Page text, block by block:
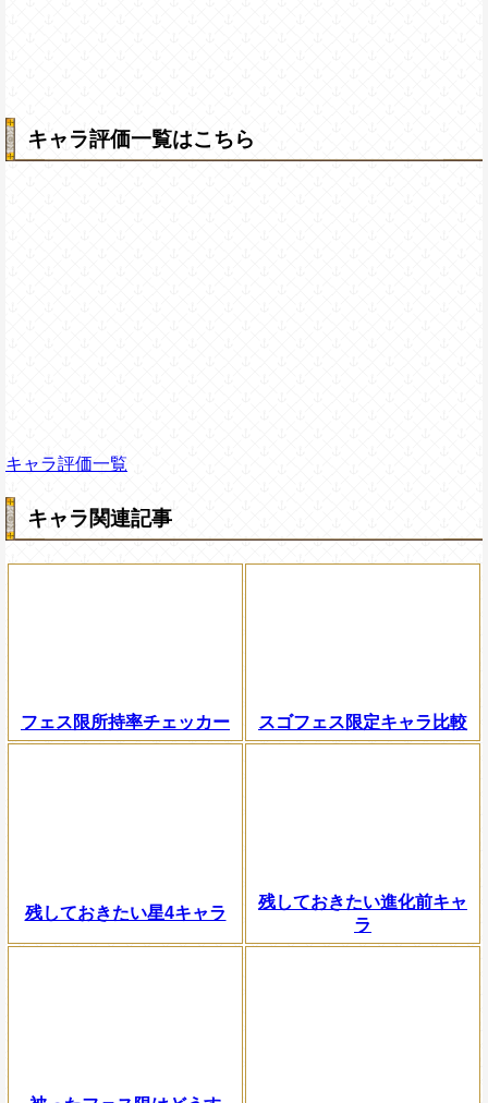
キャラ評価一覧はこちら
キャラ評価一覧
キャラ関連記事
フェス限所持率チェッカー スゴフェス限定キャラ比較
残しておきたい星4キャラ
残しておきたい進化前キャ
ラ